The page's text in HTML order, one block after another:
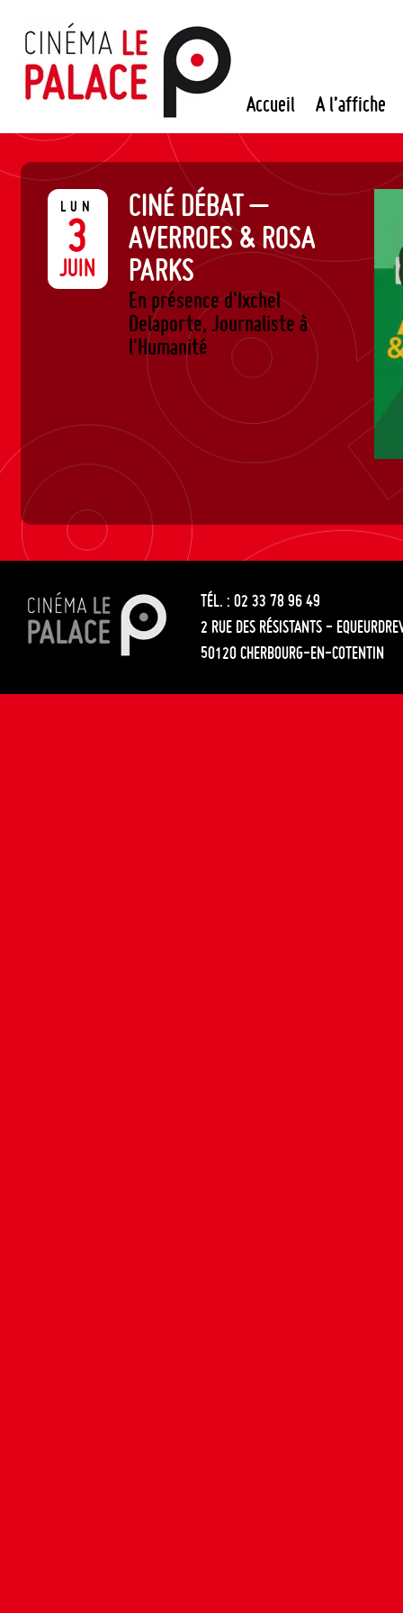
contenu
Accueil A l’affiche
LUN
3
JUIN
CINÉ DÉBAT –
AVERROES & ROSA
PARKS
En présence d'Ixchel
Delaporte, Journaliste à
l'Humanité
TÉL. : 02 33 78 96 49
2 RUE DES RÉSISTANTS -
50120 CHERBOURG-EN-COTENTIN